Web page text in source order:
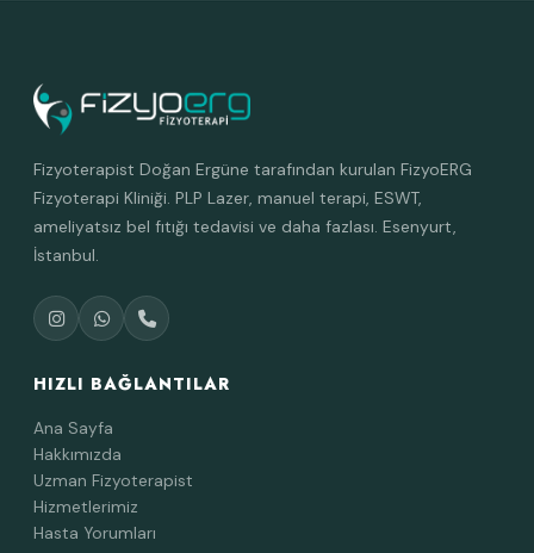
Fizyoterapist Doğan Ergüne tarafından kurulan FizyoERG
Fizyoterapi Kliniği. PLP Lazer, manuel terapi, ESWT,
ameliyatsız bel fıtığı tedavisi ve daha fazlası. Esenyurt,
İstanbul.
HIZLI BAĞLANTILAR
Ana Sayfa
Hakkımızda
Uzman Fizyoterapist
Hizmetlerimiz
Hasta Yorumları